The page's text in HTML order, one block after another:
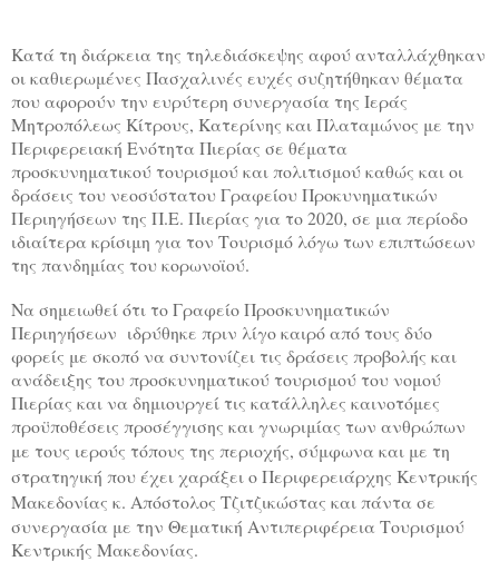
Κατά τη διάρκεια της τηλεδιάσκεψης αφού ανταλλάχθηκαν
οι καθιερωμένες Πασχαλινές ευχές συζητήθηκαν θέματα
που αφορούν την ευρύτερη συνεργασία της Ιεράς
Μητροπόλεως Κίτρους, Κατερίνης και Πλαταμώνος με την
Περιφερειακή Ενότητα Πιερίας σε θέματα
προσκυνηματικού τουρισμού και πολιτισμού καθώς και οι
δράσεις του νεοσύστατου Γραφείου Προκυνηματικών
Περιηγήσεων της Π.Ε. Πιερίας για το 2020, σε μια περίοδο
ιδιαίτερα κρίσιμη για τον Τουρισμό λόγω των επιπτώσεων
της πανδημίας του κορωνοϊού.
Να σημειωθεί ότι το Γραφείο Προσκυνηματικών
Περιηγήσεων ιδρύθηκε πριν λίγο καιρό από τους δύο
φορείς με σκοπό να συντονίζει τις δράσεις προβολής και
ανάδειξης του προσκυνηματικού τουρισμού του νομού
Πιερίας και να δημιουργεί τις κατάλληλες καινοτόμες
προϋποθέσεις προσέγγισης και γνωριμίας των ανθρώπων
με τους ιερούς τόπους της περιοχής, σύμφωνα και με τη
στρατηγική που έχει χαράξει ο Περιφερειάρχης Κεντρικής
Μακεδονίας κ. Απόστολος Τζιτζικώστας και πάντα σε
συνεργασία με την Θεματική Αντιπεριφέρεια Τουρισμού
Κεντρικής Μακεδονίας.